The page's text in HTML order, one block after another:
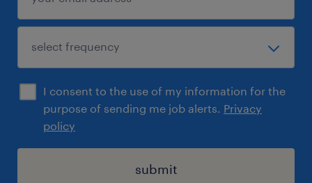
I consent to the use of my information for the
purpose of sending me job alerts. Privacy
policy
submit